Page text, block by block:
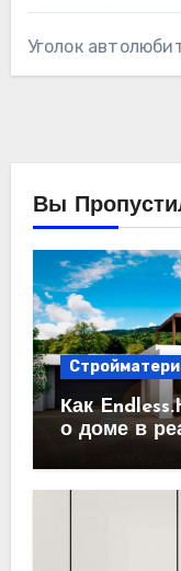
Уголок
Вы
Как
о доме в